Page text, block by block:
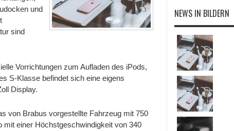
und
sind
Vorrichtungen zum Aufladen des iPods,
S-Klasse befindet sich eine eigens
Display.
von Brabus vorgestellte Fahrzeug mit 750
mit einer Höchstgeschwindigkeit von 340
NEWS IN BILDERN